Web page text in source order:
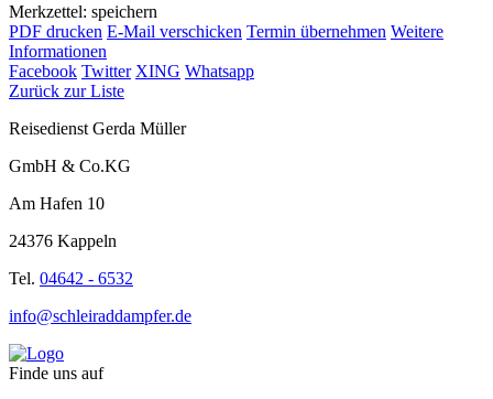
Merkzettel: speichern
PDF drucken E-Mail verschicken Termin übernehmen Weitere
Informationen
Facebook Twitter XING Whatsapp
Zurück zur Liste
Reisedienst Gerda Müller
GmbH & Co.KG
Am Hafen 10
24376 Kappeln
Tel. 04642 - 6532
info@schleiraddampfer.de
Finde uns auf